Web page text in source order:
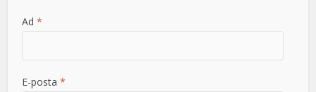
Ad*
E-posta*